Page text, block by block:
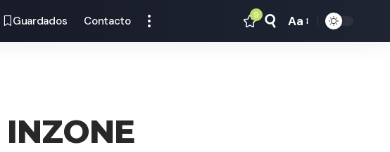
Guardados Contacto 9
Tamaño
Aa